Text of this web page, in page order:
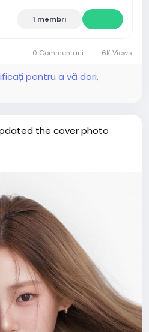
1 membri
0 Commentarii 6K Views
pentru a vă dori,
the cover photo